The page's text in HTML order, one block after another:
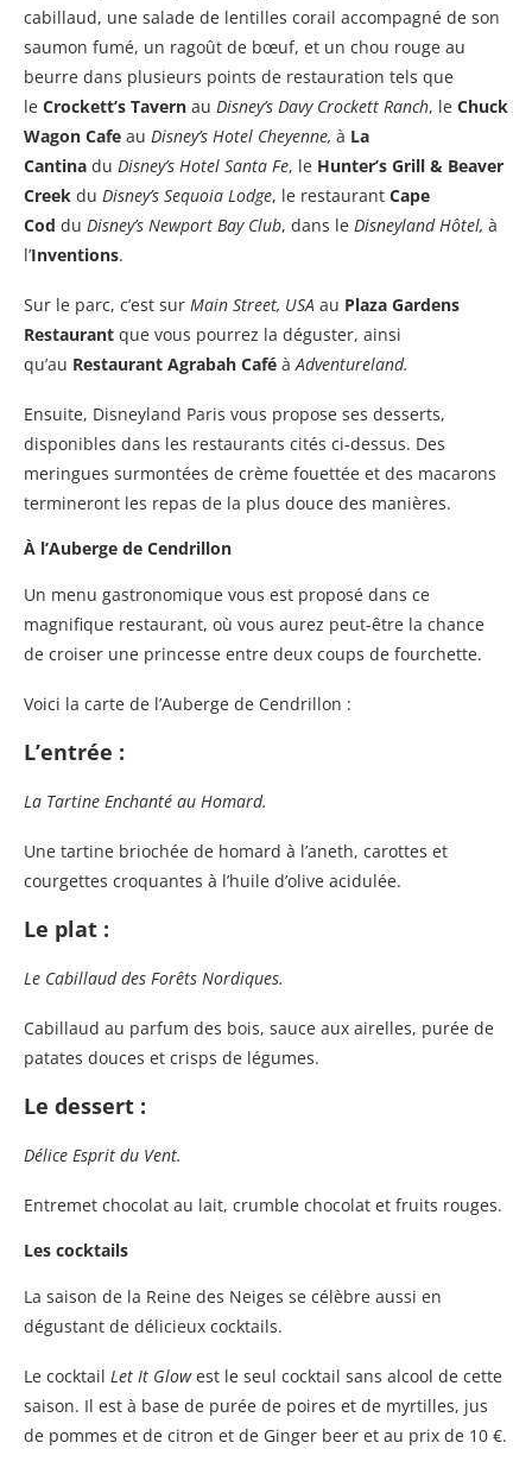
cabillaud, une salade de lentilles corail accompagné de son
saumon fumé, un ragoût de bœuf, et un chou rouge au
beurre dans plusieurs points de restauration tels que
le Crockett’s Tavern au Disney’s Davy Crockett Ranch, le Chuck
Wagon Cafe au Disney’s Hotel Cheyenne, à La
Cantina du Disney’s Hotel Santa Fe, le Hunter’s Grill & Beaver
Creek du Disney’s Sequoia Lodge, le restaurant Cape
Cod du Disney’s Newport Bay Club, dans le Disneyland Hôtel, à
l’Inventions.
Sur le parc, c’est sur Main Street, USA au Plaza Gardens
Restaurant que vous pourrez la déguster, ainsi
qu’au Restaurant Agrabah Café àAdventureland.
Ensuite, Disneyland Paris vous propose ses desserts,
disponibles dans les restaurants cités ci-dessus. Des
meringues surmontées de crème fouettée et des macarons
termineront les repas de la plus douce des manières.
À l’Auberge de Cendrillon
Un menu gastronomique vous est proposé dans ce
magnifique restaurant, où vous aurez peut-être la chance
de croiser une princesse entre deux coups de fourchette.
Voici la carte de l’Auberge de Cendrillon :
L’entrée :
La Tartine Enchanté au Homard.
Une tartine briochée de homard à l’aneth, carottes et
courgettes croquantes à l’huile d’olive acidulée.
Le plat :
Le Cabillaud des Forêts Nordiques.
Cabillaud au parfum des bois, sauce aux airelles, purée de
patates douces et crisps de légumes.
Le dessert :
Délice Esprit du Vent.
Entremet chocolat au lait, crumble chocolat et fruits rouges.
Les cocktails
La saison de la Reine des Neiges se célèbre aussi en
dégustant de délicieux cocktails.
Le cocktail Let It Glowest le seul cocktail sans alcool de cette
saison. Il est à base de purée de poires et de myrtilles, jus
de pommes et de citron et de Ginger beer et au prix de 10 €.